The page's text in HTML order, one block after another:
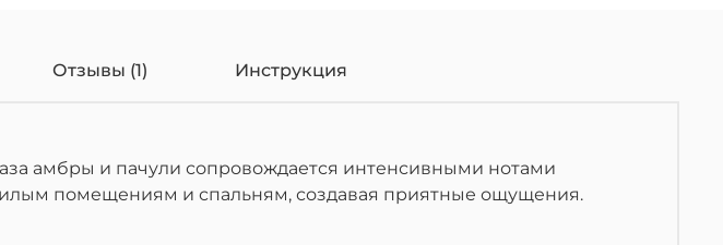
Отзывы (1) Инструкция
амбры и пачули сопровождается интенсивными нотами
помещениям и спальням, создавая приятные ощущения.